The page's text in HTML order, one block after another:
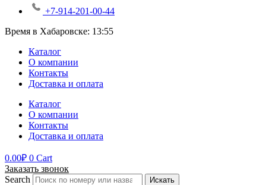
+7-914-201-00-44
Время в Хабаровске: 13:55
Каталог
О компании
Контакты
Доставка и оплата
Каталог
О компании
Контакты
Доставка и оплата
0.00₽ 0 Cart
Заказать звонок
Search
Искать